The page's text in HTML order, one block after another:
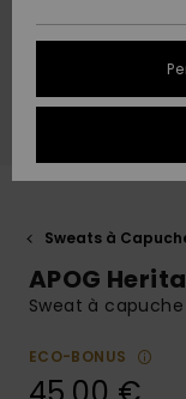
A
A
QUIKSILVER
Sweats à
APOG
Sweat à
ECO-BONUS